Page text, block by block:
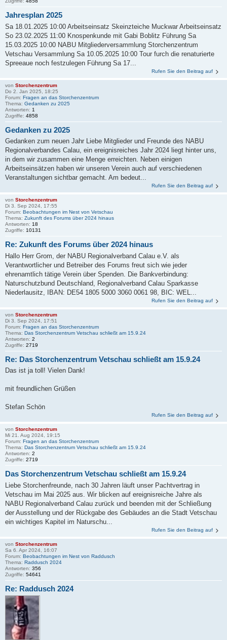
Jahresplan 2025
Sa 18.01.2025 10:00 Arbeitseinsatz Skeinzteiche Muckwar Arbeitseinsatz
So 23.02.2025 11:00 Knospenkunde mit Gabi Boblitz Führung Sa
15.03.2025 10:00 NABU Mitgliederversammlung Storchenzentrum
Vetschau Versammlung Sa 10.05.2025 10:00 Tour furch die renaturierte
Spreeaue noch festzulegen Führung Sa 17...
Rufen Sie den Beitrag auf
von Storchenzentrum
Do 2. Jan 2025, 18:25
Forum: Fragen an das Storchenzentrum
Thema: Gedanken zu 2025
Antworten: 1
Zugriffe: 4858
Gedanken zu 2025
Gedanken zum neuen Jahr Liebe Mitglieder und Freunde des NABU
Regionalverbandes Calau, ein ereignisreiches Jahr 2024 liegt hinter uns,
in dem wir zusammen eine Menge erreichten. Neben einigen
Arbeitseinsätzen haben wir unseren Verein auch auf verschiedenen
Veranstaltungen sichtbar gemacht. Am bedeut...
Rufen Sie den Beitrag auf
von Storchenzentrum
Di 3. Sep 2024, 17:55
Forum: Beobachtungen im Nest von Vetschau
Thema: Zukunft des Forums über 2024 hinaus
Antworten: 18
Zugriffe: 10131
Re: Zukunft des Forums über 2024 hinaus
Hallo Herr Grom, der NABU Regionalverband Calau e.V. als
Verantwortlicher und Betreiber des Forums freut sich wie jeder
ehrenamtlich tätige Verein über Spenden. Die Bankverbindung:
Naturschutzbund Deutschland, Regionalverband Calau Sparkasse
Niederlausitz, IBAN: DE54 1805 5000 3060 0061 98, BIC: WEL...
Rufen Sie den Beitrag auf
von Storchenzentrum
Di 3. Sep 2024, 17:51
Forum: Fragen an das Storchenzentrum
Thema: Das Storchenzentrum Vetschau schließt am 15.9.24
Antworten: 2
Zugriffe: 2719
Re: Das Storchenzentrum Vetschau schließt am 15.9.24
Das ist ja toll! Vielen Dank!
mit freundlichen Grüßen
Stefan Schön
Rufen Sie den Beitrag auf
von Storchenzentrum
Mi 21. Aug 2024, 19:15
Forum: Fragen an das Storchenzentrum
Thema: Das Storchenzentrum Vetschau schließt am 15.9.24
Antworten: 2
Zugriffe: 2719
Das Storchenzentrum Vetschau schließt am 15.9.24
Liebe Storchenfreunde, nach 30 Jahren läuft unser Pachtvertrag in
Vetschau im Mai 2025 aus. Wir blicken auf ereignisreiche Jahre als
NABU Regionalverband Calau zurück und beenden mit der Schließung
der Ausstellung und der Rückgabe des Gebäudes an die Stadt Vetschau
ein wichtiges Kapitel im Naturschu...
Rufen Sie den Beitrag auf
von Storchenzentrum
Sa 6. Apr 2024, 16:07
Forum: Beobachtungen im Nest von Raddusch
Thema: Raddusch 2024
Antworten: 356
Zugriffe: 54641
Re: Raddusch 2024